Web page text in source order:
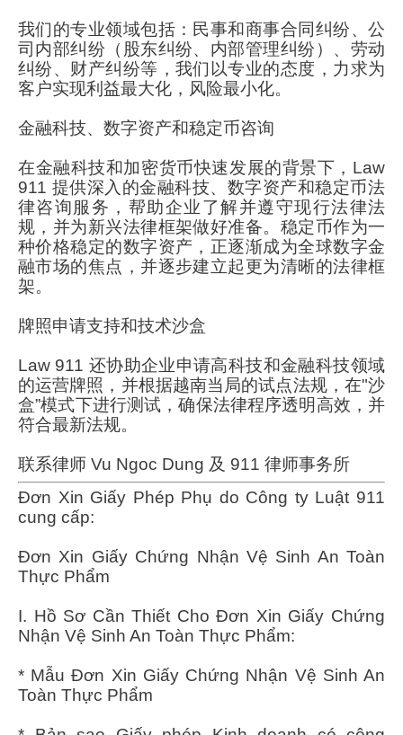
我们的专业领域包括：民事和商事合同纠纷、公
司内部纠纷（股东纠纷、内部管理纠纷）、劳动
纠纷、财产纠纷等，我们以专业的态度，力求为
客户实现利益最大化，风险最小化。
金融科技、数字资产和稳定币咨询
在金融科技和加密货币快速发展的背景下，Law
911 提供深入的金融科技、数字资产和稳定币法
律咨询服务，帮助企业了解并遵守现行法律法
规，并为新兴法律框架做好准备。稳定币作为一
种价格稳定的数字资产，正逐渐成为全球数字金
融市场的焦点，并逐步建立起更为清晰的法律框
架。
牌照申请支持和技术沙盒
Law 911 还协助企业申请高科技和金融科技领域
的运营牌照，并根据越南当局的试点法规，在"沙
盒”模式下进行测试，确保法律程序透明高效，并
符合最新法规。
联系律师 Vu Ngoc Dung 及 911 律师事务所
Đơn Xin Giấy Phép Phụ do Công ty Luật 911
cung cấp:
Đơn Xin Giấy Chứng Nhận Vệ Sinh An Toàn
Thực Phẩm
I. Hồ Sơ Cần Thiết Cho Đơn Xin Giấy Chứng
Nhận Vệ Sinh An Toàn Thực Phẩm:
* Mẫu Đơn Xin Giấy Chứng Nhận Vệ Sinh An
Toàn Thực Phẩm